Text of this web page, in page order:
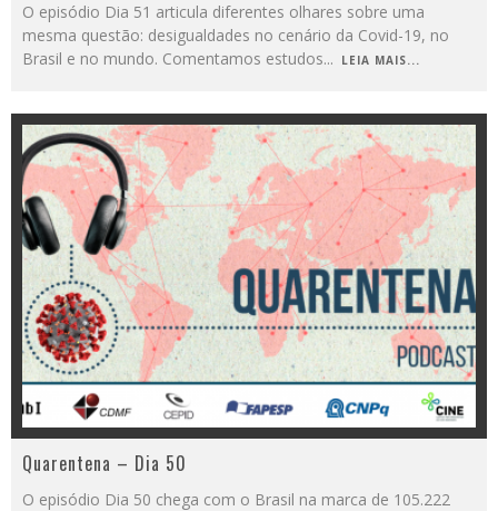
O episódio Dia 51 articula diferentes olhares sobre uma
mesma questão: desigualdades no cenário da Covid-19, no
Brasil e no mundo. Comentamos estudos... LEIA MAIS...
Quarentena – Dia 50
O episódio Dia 50 chega com o Brasil na marca de 105.222